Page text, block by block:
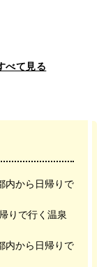
べて見る
内から日帰りで
りで行く温泉
内から日帰りで